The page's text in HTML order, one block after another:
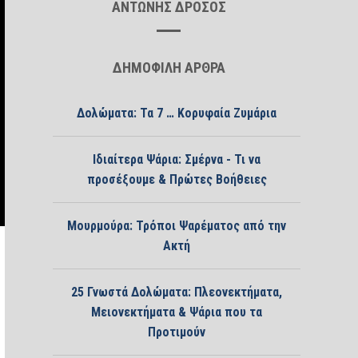
ΑΝΤΩΝΗΣ ΔΡΟΣΟΣ
ΔΗΜΟΦΙΛΗ ΑΡΘΡΑ
Δολώματα: Τα 7 … Κορυφαία Ζυμάρια
Ιδιαίτερα Ψάρια: Σμέρνα - Τι να
προσέξουμε & Πρώτες Βοήθειες
Μουρμούρα: Τρόποι Ψαρέματος από την
Ακτή
25 Γνωστά Δολώματα: Πλεονεκτήματα,
Μειονεκτήματα & Ψάρια που τα
Προτιμούν